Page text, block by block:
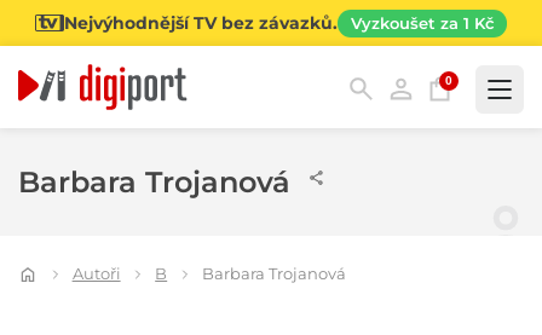
Nejvýhodnější TV bez závazků. Vyzkoušet za 1 Kč
0
Barbara Trojanová
Autoři B Barbara Trojanová